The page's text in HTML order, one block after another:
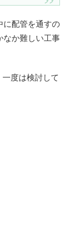
に配管を通すの
なか難しい工事
度は検討して